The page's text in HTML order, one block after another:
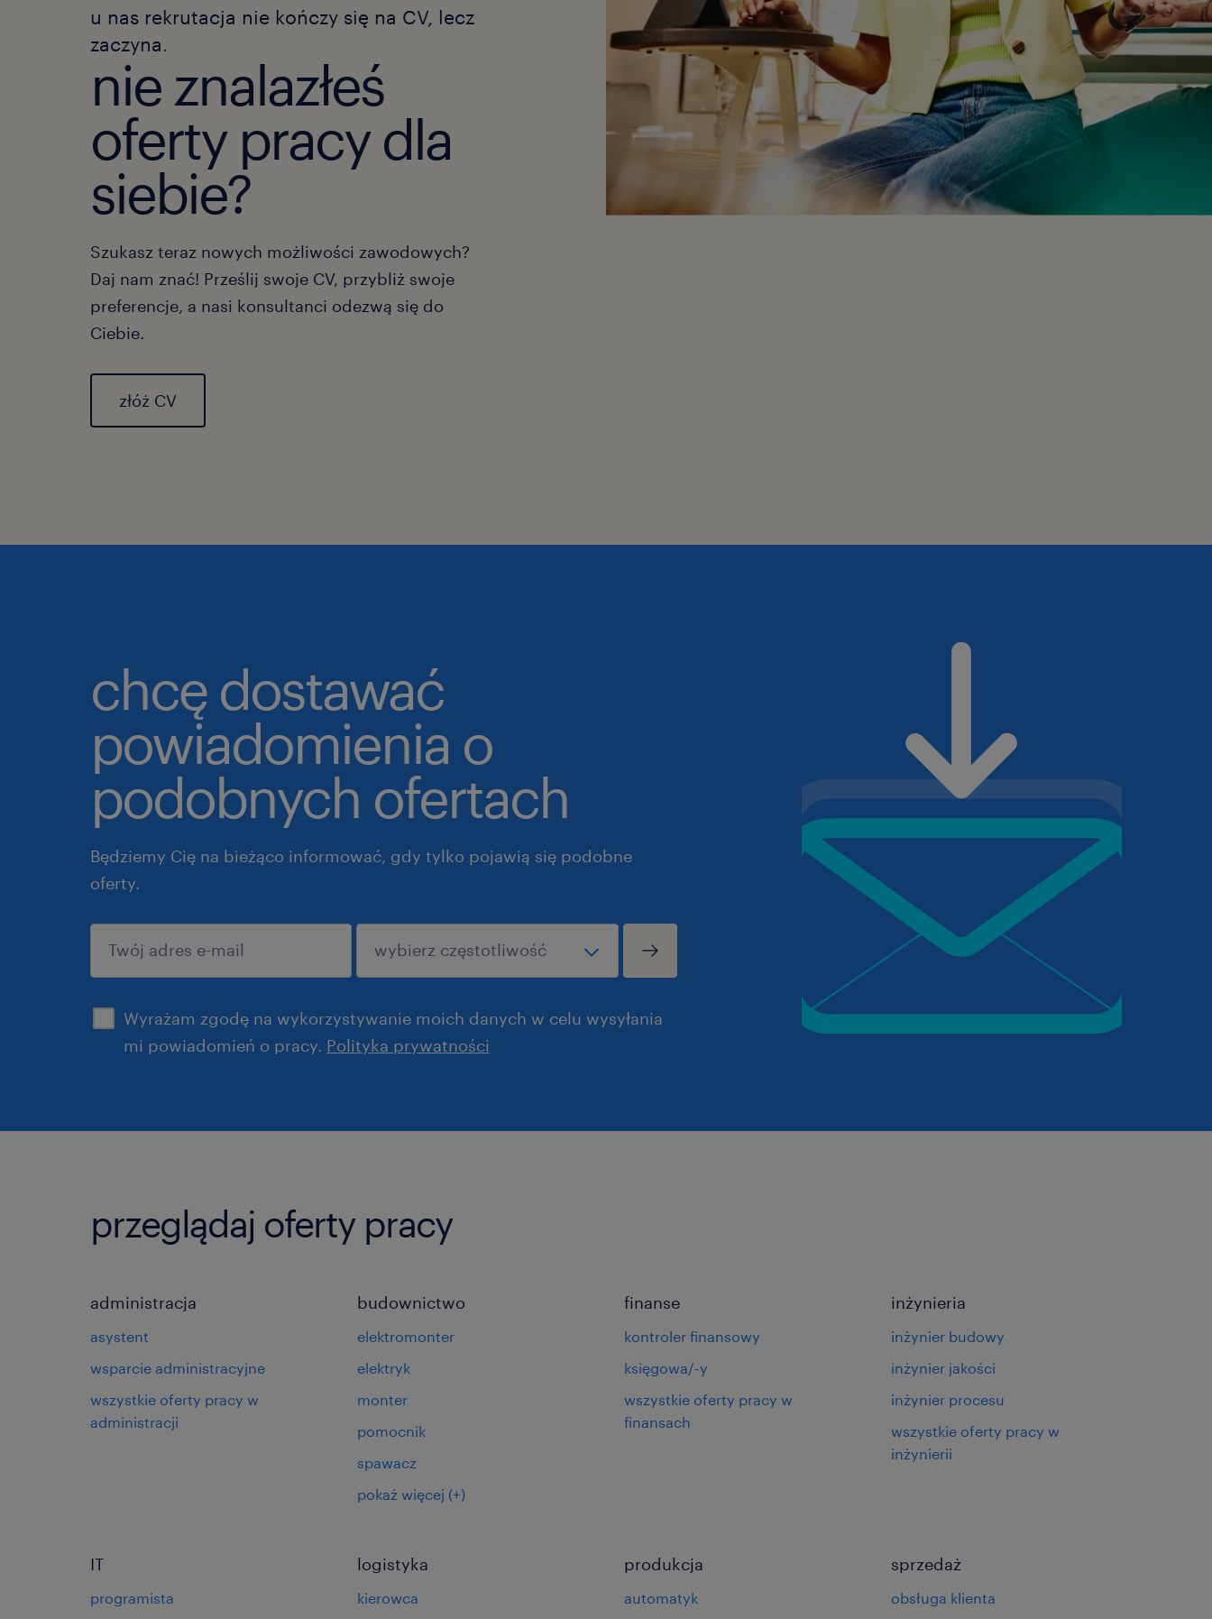
u nas rekrutacja nie kończy się na CV, lecz
zaczyna.
nie znalazłeś
oferty pracy dla
siebie?
Szukasz teraz nowych możliwości zawodowych?
Daj nam znać! Prześlij swoje CV, przybliż swoje
preferencje, a nasi konsultanci odezwą się do
Ciebie.
złóż CV
chcę dostawać
powiadomienia o
podobnych ofertach
Będziemy Cię na bieżąco informować, gdy tylko pojawią się podobne
oferty.
Wyrażam zgodę na wykorzystywanie moich danych w celu wysyłania
mi powiadomień o pracy. Polityka prywatności
potwierdź
przeglądaj oferty pracy
administracja
asystent
wsparcie administracyjne
wszystkie oferty pracy w
administracji
budownictwo
elektromonter
elektryk
monter
pomocnik
spawacz
pokaż więcej (+)
finanse
kontroler finansowy
księgowa/-y
wszystkie oferty pracy w
finansach
inżynieria
inżynier budowy
inżynier jakości
inżynier procesu
wszystkie oferty pracy w
inżynierii
IT
programista
logistyka
kierowca
produkcja
automatyk
sprzedaż
obsługa klienta